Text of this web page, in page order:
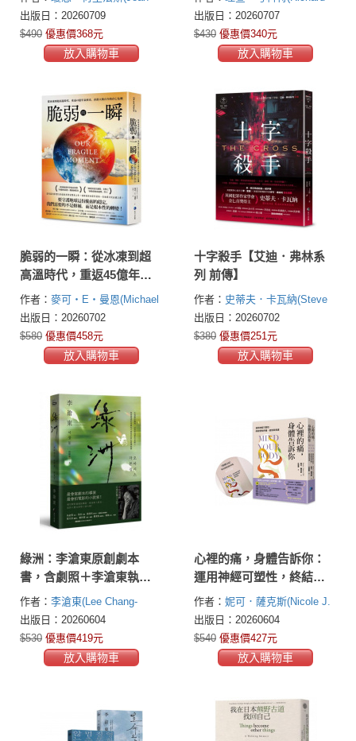
本質，在恐懼與勇氣之間
找到平衡與自在
Halifax)
出版日：20260709
$490 優惠價368元
放入購物車
Cockett)
出版日：20260707
$430 優惠價340元
放入購物車
脆弱的一瞬：從冰凍到超
高溫時代，重返45億年氣
候史，直指人類百年的存
亡危機
作者： 麥可・E・曼恩(Michael
E. Mann)
出版日：20260702
$580 優惠價458元
放入購物車
十字殺手【艾迪．弗林系
列 前傳】
作者： 史蒂夫．卡瓦納(Steve
Cavanagh)
出版日：20260702
$380 優惠價251元
放入購物車
綠洲：李滄東原創劇本
書，含劇照＋李滄東執導
手記
作者： 李滄東(Lee Chang-
dong )
出版日：20260604
$530 優惠價419元
放入購物車
心裡的痛，身體告訴你：
運用神經可塑性，終結慢
性疼痛、疲勞與焦慮【首
刷限量贈品：第一本運用
神經可塑性開發的《情緒
日記》練習別冊】
作者： 妮可．薩克斯(Nicole J.
Sachs LCSW)
出版日：20260604
$540 優惠價427元
放入購物車